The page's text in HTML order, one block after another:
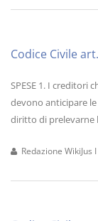
Codice Civile
SPESE 1. I creditori
devono anticipare
diritto di prelevarne
Redazione WikiJus I